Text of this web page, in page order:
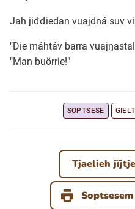
Resanderomani
Jah jiđđiedan vuajdná suv
"Die máhtáv barra
"Man buörrie!"
SOPTSESE
Tjaelieh